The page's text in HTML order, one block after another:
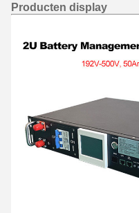
Producten display